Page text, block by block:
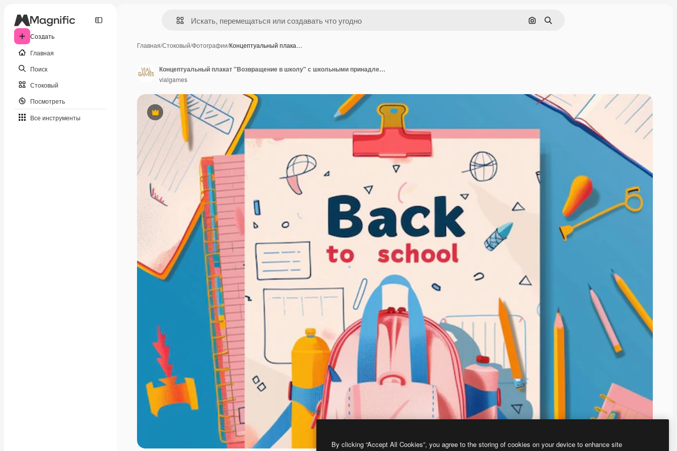
Создать
Главная
Поиск
Стоковый
Посмотреть
Все инструменты
Поиск по изображению
Поиск
Главная/Стоковый/Фотографии/Концептуальный плака…
Премиум
Концептуальный плакат "Возвращение в школу" с школьными принадлежностями с надписью "Возвратиться в школу"
vialgames
By clicking “Accept All Cookies”, you agree to the storing of cookies on your device to enhance site